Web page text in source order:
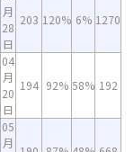
月
28
日
203 120% 6% 1270
04
月
20
日
194 92% 58% 192
05
月